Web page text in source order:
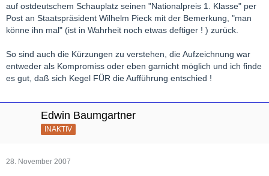
auf ostdeutschem Schauplatz seinen "Nationalpreis 1. Klasse" per
Post an Staatspräsident Wilhelm Pieck mit der Bemerkung, "man
könne ihn mal" (ist in Wahrheit noch etwas deftiger ! ) zurück.
So sind auch die Kürzungen zu verstehen, die Aufzeichnung war
entweder als Kompromiss oder eben garnicht möglich und ich finde
es gut, daß sich Kegel FÜR die Aufführung entschied !
Edwin Baumgartner
INAKTIV
28. November 2007